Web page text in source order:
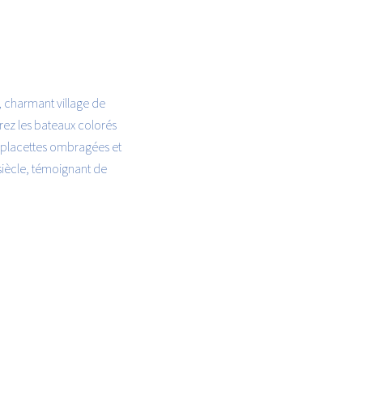
, charmant village de
les bateaux colorés
ombragées et
témoignant de